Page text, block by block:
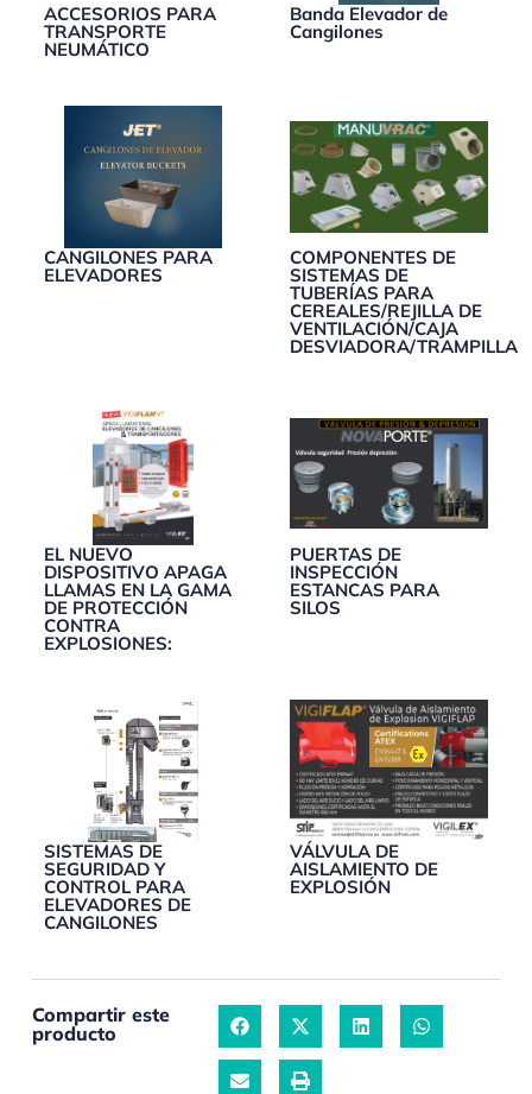
ACCESORIOS PARA
TRANSPORTE
NEUMÁTICO
Banda Elevador de
Cangilones
CANGILONES PARA
ELEVADORES
COMPONENTES DE
SISTEMAS DE
TUBERÍAS PARA
CEREALES/REJILLA DE
VENTILACIÓN/CAJA
DESVIADORA/TRAMPILLA
EL NUEVO
DISPOSITIVO APAGA
LLAMAS EN LA GAMA
DE PROTECCIÓN
CONTRA
EXPLOSIONES:
PUERTAS DE
INSPECCIÓN
ESTANCAS PARA
SILOS
SISTEMAS DE
SEGURIDAD Y
CONTROL PARA
ELEVADORES DE
CANGILONES
VÁLVULA DE
AISLAMIENTO DE
EXPLOSIÓN
Compartir este
producto